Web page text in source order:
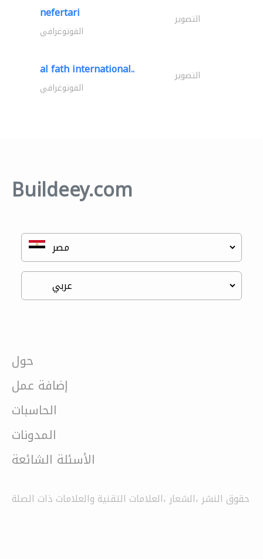
nefertari التصوير
الفوتوغرافي
al fath international.. التصوير
الفوتوغرافي
Buildeey.com
حول
إضافة عمل
الحاسبات
المدونات
الأسئلة الشائعة
حقوق النشر ،الشعار ،العلامات التقنية والعلامات ذات الصلة